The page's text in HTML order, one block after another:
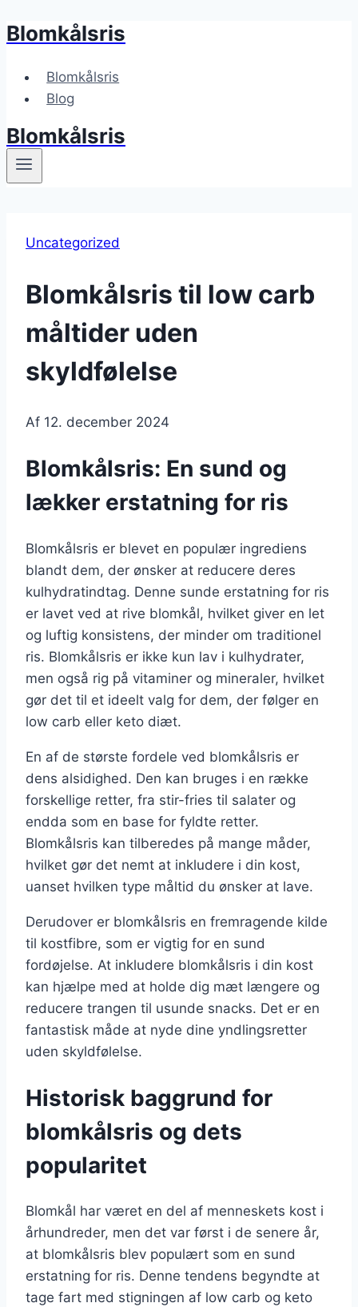
Fortsæt
indhold
Blomkålsris
Blomkålsris
Blog
Blomkålsris
Uncategorized
Blomkålsris til low carb
måltider uden
skyldfølelse
Af 12. december 2024
Blomkålsris: En sund og
lækker erstatning for ris
Blomkålsris er blevet en populær ingrediens
blandt dem, der ønsker at reducere deres
kulhydratindtag. Denne sunde erstatning for ris
er lavet ved at rive blomkål, hvilket giver en let
og luftig konsistens, der minder om traditionel
ris. Blomkålsris er ikke kun lav i kulhydrater,
men også rig på vitaminer og mineraler, hvilket
gør det til et ideelt valg for dem, der følger en
low carb eller keto diæt.
En af de største fordele ved blomkålsris er
dens alsidighed. Den kan bruges i en række
forskellige retter, fra stir-fries til salater og
endda som en base for fyldte retter.
Blomkålsris kan tilberedes på mange måder,
hvilket gør det nemt at inkludere i din kost,
uanset hvilken type måltid du ønsker at lave.
Derudover er blomkålsris en fremragende kilde
til kostfibre, som er vigtig for en sund
fordøjelse. At inkludere blomkålsris i din kost
kan hjælpe med at holde dig mæt længere og
reducere trangen til usunde snacks. Det er en
fantastisk måde at nyde dine yndlingsretter
uden skyldfølelse.
Historisk baggrund for
blomkålsris og dets
popularitet
Blomkål har været en del af menneskets kost i
århundreder, men det var først i de senere år,
at blomkålsris blev populært som en sund
erstatning for ris. Denne tendens begyndte at
tage fart med stigningen af low carb og keto